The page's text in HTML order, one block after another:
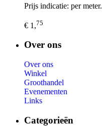
Prijs indicatie: per meter.
€ 1,75
Over ons
Over ons
Winkel
Groothandel
Evenementen
Links
Categorieën